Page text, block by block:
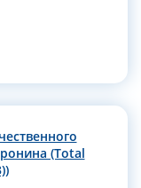
(Total